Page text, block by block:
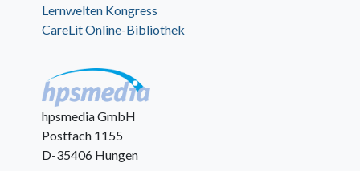
Lernwelten Kongress
CareLit Online-Bibliothek
hpsmedia GmbH
Postfach 1155
D-35406 Hungen